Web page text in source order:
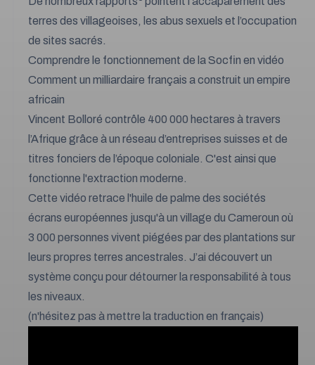
terres des villageoises, les abus sexuels et l’occupation
de sites sacrés.
Comprendre le fonctionnement de la Socfin en vidéo
Comment un milliardaire français a construit un empire
africain
Vincent Bolloré contrôle 400 000 hectares à travers
l’Afrique grâce à un réseau d’entreprises suisses et de
titres fonciers de l’époque coloniale. C'est ainsi que
fonctionne l'extraction moderne.
Cette vidéo retrace l'huile de palme des sociétés
écrans européennes jusqu'à un village du Cameroun où
3 000 personnes vivent piégées par des plantations sur
leurs propres terres ancestrales. J’ai découvert un
système conçu pour détourner la responsabilité à tous
les niveaux.
(n'hésitez pas à mettre la traduction en français)